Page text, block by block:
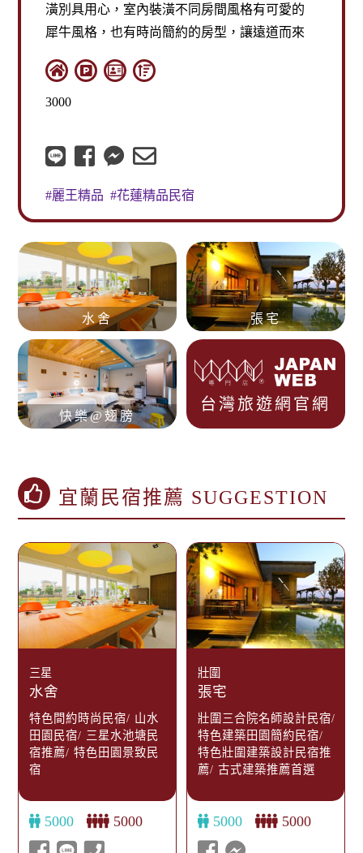
設計，屋內所有採光與通風設計，讓人住在屋
內感受到主人對旅客的貼心，下午茶時光更是
能感受宜蘭的美景風光，盡收眼底。住一晚遠
離城市的喧囂，民宿內還有池塘流水，鯉魚在
行！
平日： 5000元起 假日：5000元起
#特色古厝設計建築 #壯圍特色民宿
水舍 張宅
快樂@翅膀
台灣旅遊網 官網
宜蘭民宿推薦 SUGGESTION
三星
水舍
特色間約時尚民宿/ 山水
田園民宿/ 三星水池塘民
宿推薦/ 特色田園景致民
宿
5000 5000
壯圍
張宅
壯圍三合院名師設計民宿/
特色建築田園簡約民宿/
特色壯圍建築設計民宿推
薦/ 古式建築推薦首選
5000 5000